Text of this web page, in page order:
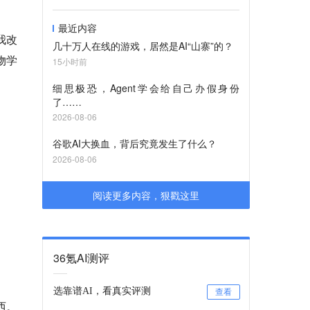
改
学
最近内容
几十万人在线的游戏，居然是AI“山寨”的？
15小时前
细思极恐，Agent学会给自己办假身份
了……
2026-08-06
谷歌AI大换血，背后究竟发生了什么？
2026-08-06
阅读更多内容，狠戳这里
36氪AI测评
选靠谱AI，看真实评测 查看